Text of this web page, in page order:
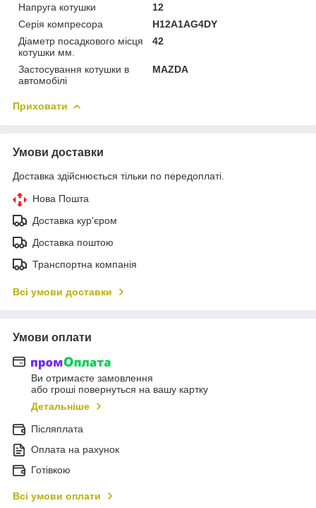
Напруга котушки
12
Серія компресора
H12A1AG4DY
Діаметр посадкового місця
котушки мм.
42
Застосування котушки в
автомобілі
MAZDA
Приховати
Умови доставки
Доставка здійснюється тільки по передоплаті.
Нова Пошта
Доставка кур'єром
Доставка поштою
Транспортна компанія
Всі умови доставки
Умови оплати
Ви отримаєте замовлення
або гроші повернуться на вашу картку
Детальніше
Післяплата
Оплата на рахунок
Готівкою
Всі умови оплати